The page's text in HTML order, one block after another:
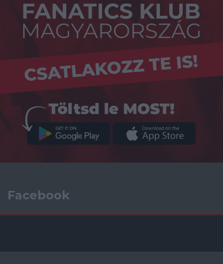
Facebook